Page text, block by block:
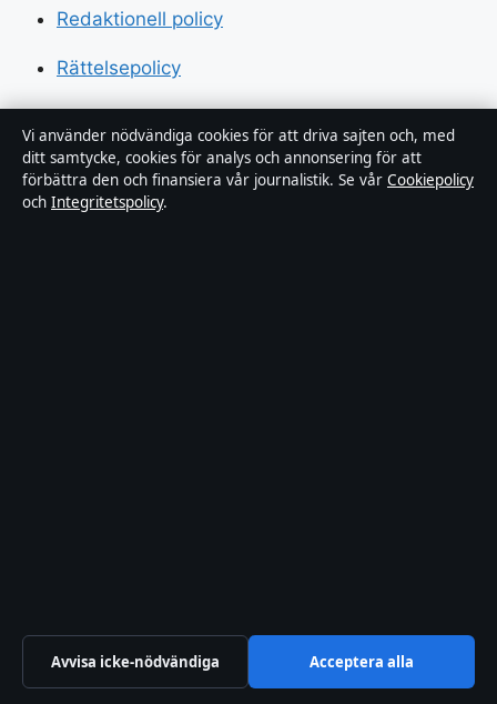
Redaktionell policy
Rättelsepolicy
Kändisar & integritet
Integritetspolicy
(Malta Business Registry: C 92218).
Vi använder nödvändiga cookies för att driva sajten och, med
ditt samtycke, cookies för analys och annonsering för att
förbättra den och finansiera vår journalistik. Se vår Cookiepolicy
och Integritetspolicy.
Avvisa icke-nödvändiga Acceptera alla